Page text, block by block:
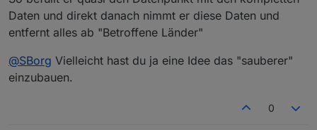
Daten und direkt danach nimmt er diese Daten und
entfernt alles ab "Betroffene Länder"
@SBorg Vielleicht hast du ja eine Idee das "sauberer"
einzubauen.
0